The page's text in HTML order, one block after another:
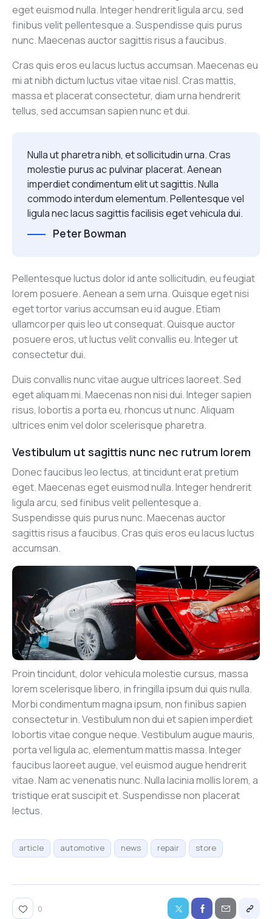
eget euismod nulla. Integer hendrerit ligula arcu, sed
finibus velit pellentesque a. Suspendisse quis purus
nunc. Maecenas auctor sagittis risus a faucibus.
Cras quis eros eu lacus luctus accumsan. Maecenas eu
mi at nibh dictum luctus vitae vitae nisl. Cras mattis,
massa et placerat consectetur, diam urna hendrerit
tellus, sed accumsan sapien nunc et dui.
Nulla ut pharetra nibh, et sollicitudin urna. Cras
molestie purus ac pulvinar placerat. Aenean
imperdiet condimentum elit ut sagittis. Nulla
commodo interdum elementum. Pellentesque vel
ligula nec lacus sagittis facilisis eget vehicula dui.
Peter Bowman
Pellentesque luctus dolor id ante sollicitudin, eu feugiat
lorem posuere. Aenean a sem urna. Quisque eget nisi
eget tortor varius accumsan eu id augue. Etiam
ullamcorper quis leo ut consequat. Quisque auctor
posuere eros, ut luctus velit convallis eu. Integer ut
consectetur dui.
Duis convallis nunc vitae augue ultrices laoreet. Sed
eget aliquam mi. Maecenas non nisi dui. Integer sapien
risus, lobortis a porta eu, rhoncus ut nunc. Aliquam
ultrices enim vel dolor scelerisque pharetra.
Vestibulum ut sagittis nunc nec rutrum lorem
Donec faucibus leo lectus, at tincidunt erat pretium
eget. Maecenas eget euismod nulla. Integer hendrerit
ligula arcu, sed finibus velit pellentesque a.
Suspendisse quis purus nunc. Maecenas auctor
sagittis risus a faucibus. Cras quis eros eu lacus luctus
accumsan.
Proin tincidunt, dolor vehicula molestie cursus, massa
lorem scelerisque libero, in fringilla ipsum dui quis nulla.
Morbi condimentum magna ipsum, non finibus sapien
consectetur in. Vestibulum non dui et sapien imperdiet
lobortis vitae congue neque. Vestibulum augue mauris,
porta vel ligula ac, elementum mattis massa. Integer
faucibus laoreet augue, vel euismod augue hendrerit
vitae. Nam ac venenatis nunc. Nulla lacinia mollis lorem, a
tristique erat suscipit et. Suspendisse non placerat
lectus.
article automotive news repair store
0